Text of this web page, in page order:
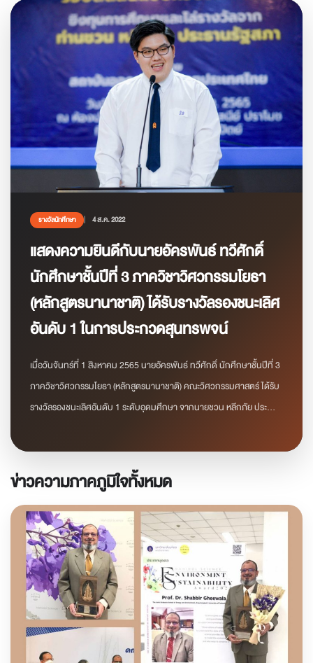
รางวัลนักศึกษา 4 ส.ค. 2022
แสดงความยินดีกับนายอัครพันธ์ ทวีศักดิ์
นักศึกษาชั้นปีที่ 3 ภาควิชาวิศวกรรมโยธา
(หลักสูตรนานาชาติ) ได้รับรางวัลรองชนะเลิศ
อันดับ 1 ในการประกวดสุนทรพจน์
เมื่อวันจันทร์ที่ 1 สิงหาคม 2565 นายอัครพันธ์ ทวีศักดิ์ นักศึกษาชั้นปีที่ 3
ภาควิชาวิศวกรรมโยธา (หลักสูตรนานาชาติ) คณะวิศวกรรมศาสตร์ ได้รับ
รางวัลรองชนะเลิศอันดับ 1 ระดับอุดมศึกษา จากนายชวน หลีกภัย ประ...
ข่าวความภาคภูมิใจทั้งหมด